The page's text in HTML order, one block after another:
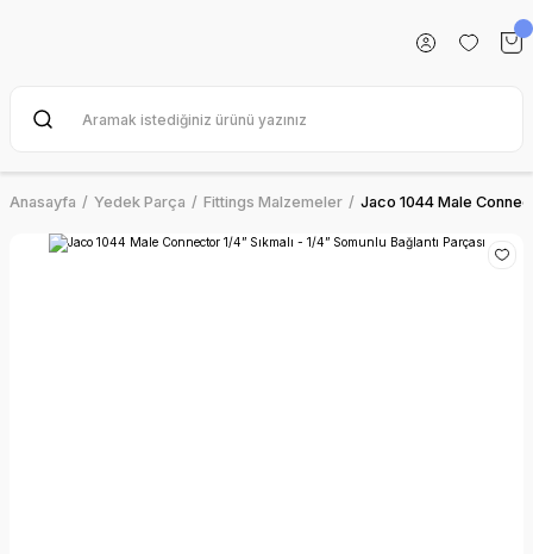
Anasayfa Yedek Parça Fittings Malzemeler Jaco 1044 Male